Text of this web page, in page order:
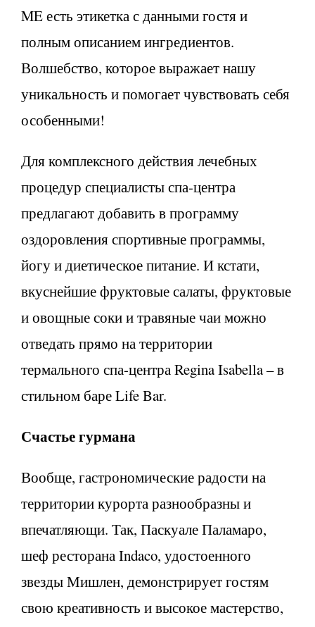
ME есть этикетка с данными гостя и
полным описанием ингредиентов.
Волшебство, которое выражает нашу
уникальность и помогает чувствовать себя
особенными!
Для комплексного действия лечебных
процедур специалисты спа-центра
предлагают добавить в программу
оздоровления спортивные программы,
йогу и диетическое питание. И кстати,
вкуснейшие фруктовые салаты, фруктовые
и овощные соки и травяные чаи можно
отведать прямо на территории
термального спа-центра Regina Isabella – в
стильном баре Life Bar.
Счастье гурмана
Вообще, гастрономические радости на
территории курорта разнообразны и
впечатляющи. Так, Паскуале Паламаро,
шеф ресторана Indaco, удостоенного
звезды Мишлен, демонстрирует гостям
свою креативность и высокое мастерство,